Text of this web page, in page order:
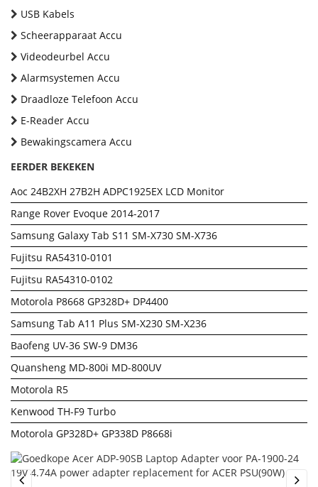
USB Kabels
Scheerapparaat Accu
Videodeurbel Accu
Alarmsystemen Accu
Draadloze Telefoon Accu
E-Reader Accu
Bewakingscamera Accu
EERDER BEKEKEN
Aoc 24B2XH 27B2H ADPC1925EX LCD Monitor
Range Rover Evoque 2014-2017
Samsung Galaxy Tab S11 SM-X730 SM-X736
Fujitsu RA54310-0101
Fujitsu RA54310-0102
Motorola P8668 GP328D+ DP4400
Samsung Tab A11 Plus SM-X230 SM-X236
Baofeng UV-36 SW-9 DM36
Quansheng MD-800i MD-800UV
Motorola R5
Kenwood TH-F9 Turbo
Motorola GP328D+ GP338D P8668i